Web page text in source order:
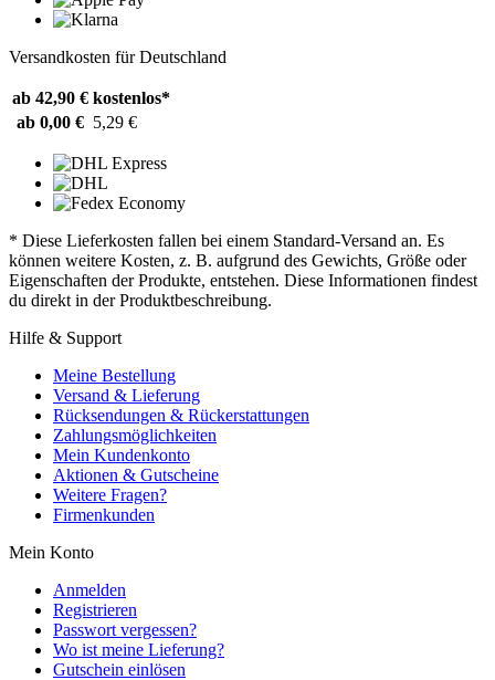
Versandkosten für Deutschland
ab 42,90 € kostenlos*
ab 0,00 € 5,29 €
* Diese Lieferkosten fallen bei einem Standard-Versand an. Es
können weitere Kosten, z. B. aufgrund des Gewichts, Größe oder
Eigenschaften der Produkte, entstehen. Diese Informationen findest
du direkt in der Produktbeschreibung.
Hilfe & Support
Meine Bestellung
Versand & Lieferung
Rücksendungen & Rückerstattungen
Zahlungsmöglichkeiten
Mein Kundenkonto
Aktionen & Gutscheine
Weitere Fragen?
Firmenkunden
Mein Konto
Anmelden
Registrieren
Passwort vergessen?
Wo ist meine Lieferung?
Gutschein einlösen